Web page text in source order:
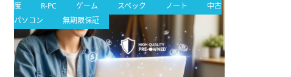
度
R-PC ゲーム スペック ノート
中古
パソコン
無期限保証